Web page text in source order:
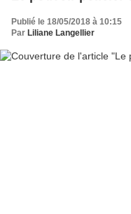
Publié le 18/05/2018 à 10:15
Par Liliane Langellier